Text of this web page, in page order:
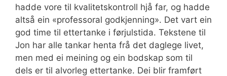
hadde vore til kvalitetskontroll hjå far, og hadde
altså ein «professoral godkjenning». Det vart ein
god time til ettertanke i førjulstida. Tekstene til
Jon har alle tankar henta frå det daglege livet,
men med ei meining og ein bodskap som til
dels er til alvorleg ettertanke. Dei blir framført